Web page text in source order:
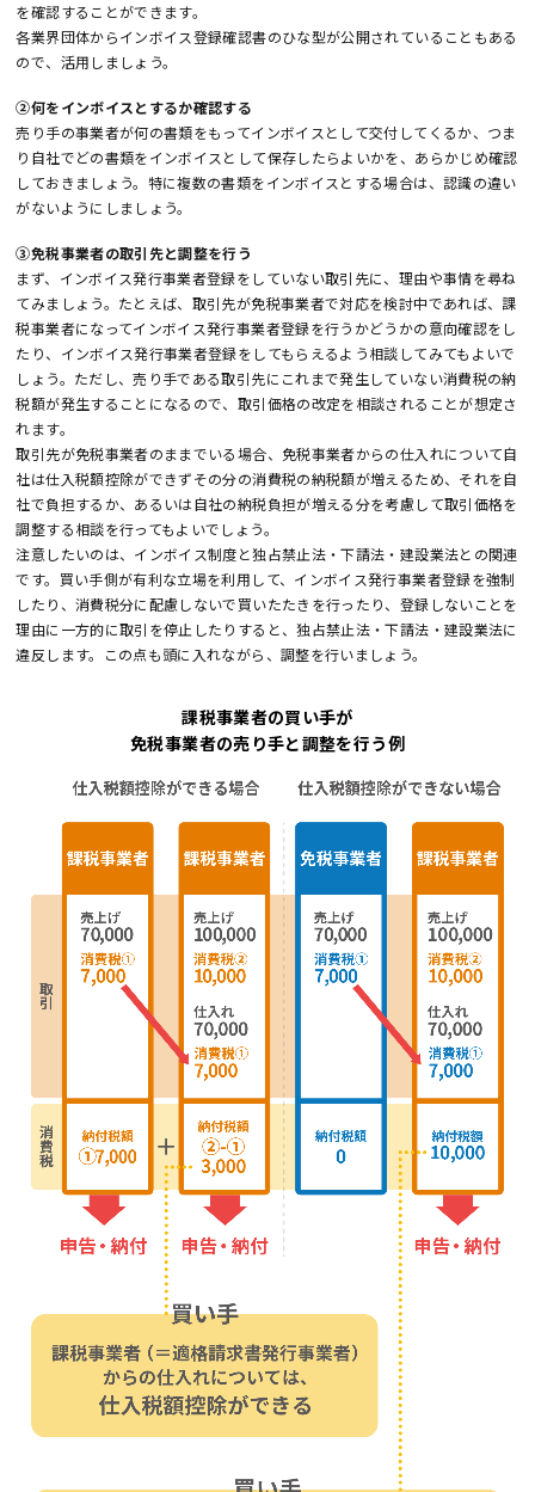
を確認することができます。
各業界団体からインボイス登録確認書のひな型が公開されていることもある
ので、活用しましょう。
②何をインボイスとするか確認する
売り手の事業者が何の書類をもってインボイスとして交付してくるか、つま
り自社でどの書類をインボイスとして保存したらよいかを、あらかじめ確認
しておきましょう。特に複数の書類をインボイスとする場合は、認識の違い
がないようにしましょう。
③免税事業者の取引先と調整を行う
まず、インボイス発行事業者登録をしていない取引先に、理由や事情を尋ね
てみましょう。たとえば、取引先が免税事業者で対応を検討中であれば、課
税事業者になってインボイス発行事業者登録を行うかどうかの意向確認をし
たり、インボイス発行事業者登録をしてもらえるよう相談してみてもよいで
しょう。ただし、売り手である取引先にこれまで発生していない消費税の納
税額が発生することになるので、取引価格の改定を相談されることが想定さ
れます。
取引先が免税事業者のままでいる場合、免税事業者からの仕入れについて自
社は仕入税額控除ができずその分の消費税の納税額が増えるため、それを自
社で負担するか、あるいは自社の納税負担が増える分を考慮して取引価格を
調整する相談を行ってもよいでしょう。
注意したいのは、インボイス制度と独占禁止法・下請法・建設業法との関連
です。買い手側が有利な立場を利用して、インボイス発行事業者登録を強制
したり、消費税分に配慮しないで買いたたきを行ったり、登録しないことを
理由に一方的に取引を停止したりすると、独占禁止法・下請法・建設業法に
違反します。この点も頭に入れながら、調整を行いましょう。
課税事業者の買い手が
免税事業者の売り手と調整を行う例